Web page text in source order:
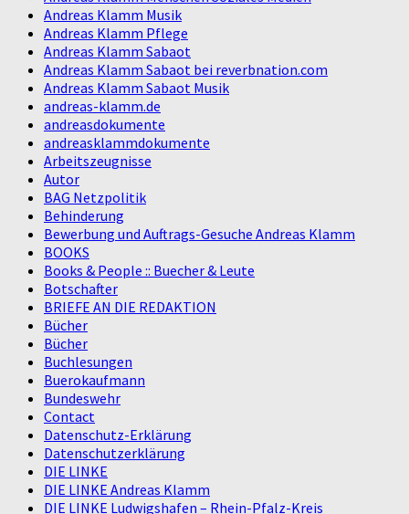
Andreas Klamm Musik
Andreas Klamm Pflege
Andreas Klamm Sabaot
Andreas Klamm Sabaot bei reverbnation.com
Andreas Klamm Sabaot Musik
andreas-klamm.de
andreasdokumente
andreasklammdokumente
Arbeitszeugnisse
Autor
BAG Netzpolitik
Behinderung
Bewerbung und Auftrags-Gesuche Andreas Klamm
BOOKS
Books & People :: Buecher & Leute
Botschafter
BRIEFE AN DIE REDAKTION
Bücher
Bücher
Buchlesungen
Buerokaufmann
Bundeswehr
Contact
Datenschutz-Erklärung
Datenschutzerklärung
DIE LINKE
DIE LINKE Andreas Klamm
DIE LINKE Ludwigshafen – Rhein-Pfalz-Kreis